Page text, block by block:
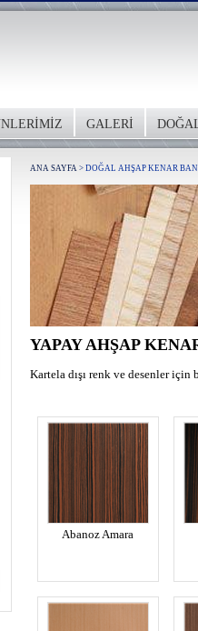
GALERİ
ANA SAYFA > DOĞAL AHŞAP KENAR
YAPAY AHŞAP
Kartela dışı renk ve desenler
Abanoz Amara